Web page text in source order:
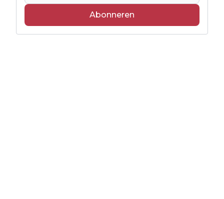
Abonneren